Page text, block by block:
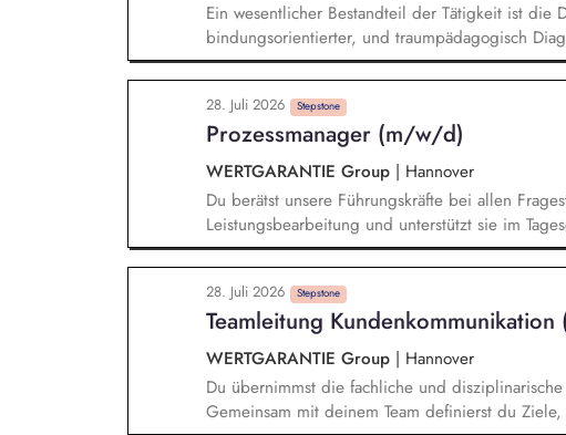
Ein wesentlicher Bestandteil der Tätigkeit ist die
bindungsorientierter, und traumpädagogisch
Durchführung und Auswertung evidenzbasierter
Erstellung ganzheitlicher diagnostischer
Testverfahren, strukturierter Interviews,
Narrative. Ein besonderer Schwerpunkt liegt auf
umfasst die Beratung und Begleitung von Eltern
Durchführung von Familiengesprächen sowie
28. Juli 2026 Stepstone
Prozessmanager (m/w/d)
WERTGARANTIE Group | Hannover
Du berätst unsere Führungskräfte bei allen
Leistungsbearbeitung und unterstützt sie im
übernimmst du die (Teil-)Verantwortung für die
Dokumentation unserer
Optimierungspotenziale identifizierst du
Prozessen und setzt passende Maßnahmen
koordinierst und wertest du Tests unserer Tools
28. Juli 2026 Stepstone
Teamleitung
WERTGARANTIE Group | Hannover
Du übernimmst die fachliche und
Gemeinsam mit deinem Team definierst du